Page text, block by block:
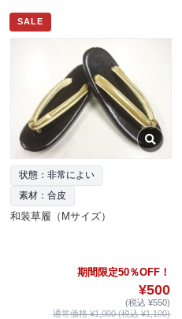
SALE
状態：非常によい
素材：合皮
和装草履（Mサイズ）
期間限定50％OFF！
¥500
(税込 ¥550)
通常価格 ¥1,000 (税込 ¥1,100)